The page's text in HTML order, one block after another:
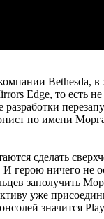
Bethesda,
Edge, то есть
по имени
сделать
ничего не
заполучить
уже
значится